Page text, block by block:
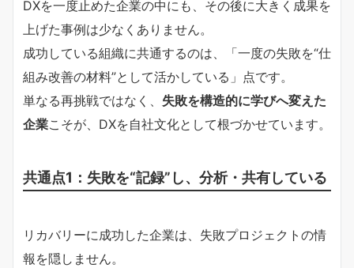
DXを一度止めた企業の中にも、その後に大きく成果を
上げた事例は少なくありません。
成功している組織に共通するのは、「一度の失敗を“仕
組み改善の材料”として活かしている」点です。
単なる再挑戦ではなく、 失敗を構造的に学びへ変えた
企業こそが、DXを自社文化として根づかせています。
共通点1：失敗を“記録”し、分析・共有している
リカバリーに成功した企業は、失敗プロジェクトの情
報を隠しません。